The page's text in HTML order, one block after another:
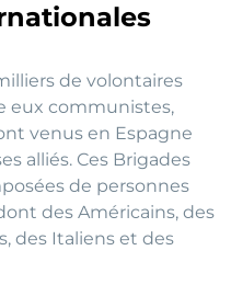
de volontaires
eux communistes,
venus en Espagne
alliés. Ces Brigades
de personnes
des Américains, des
des Italiens et des